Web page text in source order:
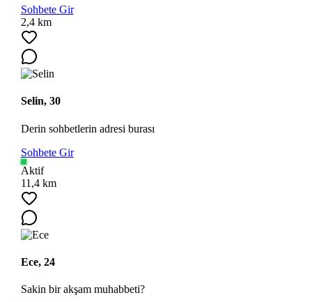
Sohbete Gir
2,4 km
Selin, 30
Derin sohbetlerin adresi burası
Sohbete Gir
Aktif
11,4 km
Ece, 24
Sakin bir akşam muhabbeti?